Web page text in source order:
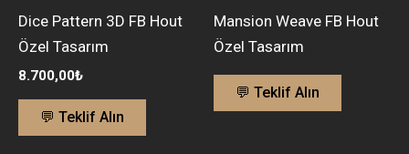
Dice Pattern 3D FB Hout
Özel Tasarım
8.700,00₺
💬 Teklif Alın
Mansion Weave FB Hout
Özel Tasarım
💬 Teklif Alın